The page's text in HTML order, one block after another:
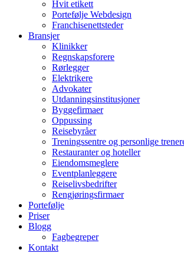
Hvit etikett
Portefølje Webdesign
Franchisenettsteder
Bransjer
Klinikker
Regnskapsforere
Rørlegger
Elektrikere
Advokater
Utdanningsinstitusjoner
Byggefirmaer
Oppussing
Reisebyråer
Treningssentre og personlige
Restauranter og hoteller
Eiendomsmeglere
Eventplanleggere
Reiselivsbedrifter
Rengjøringsfirmaer
Portefølje
Priser
Blogg
Fagbegreper
Kontakt